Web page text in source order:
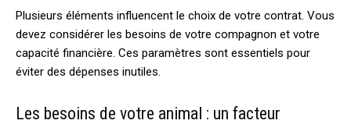
Plusieurs éléments influencent le choix de votre contrat. Vous
devez considérer les besoins de votre compagnon et votre
capacité financière. Ces paramètres sont essentiels pour
éviter des dépenses inutiles.
Les besoins de votre animal : un facteur